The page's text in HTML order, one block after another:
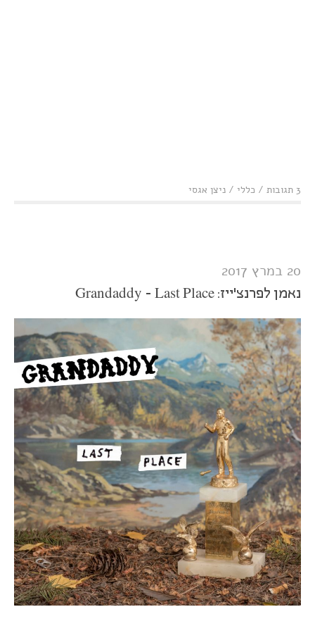
3 תגובות / כללי / ניצן אגסי
20 במרץ 2017
נאמן לפרנצ'ייז: Grandaddy - Last Place